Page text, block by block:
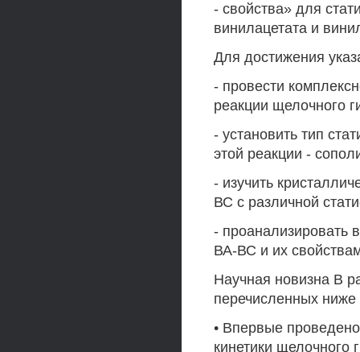
- свойства» для
винилацетата и
Для достижения
- провести
реакции щелочного
- установить тип
этой реакции -
- изучить
ВС с различной
- проанализировать
ВА-ВС и их
Научная новизна В
перечисленных
• Впервые
кинетики